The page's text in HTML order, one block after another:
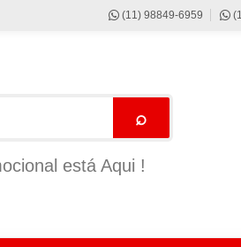
(11) 98849-6959
⌕
está Aqui !